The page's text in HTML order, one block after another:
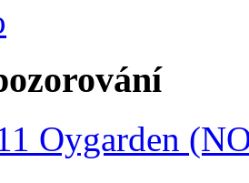
Oygarden